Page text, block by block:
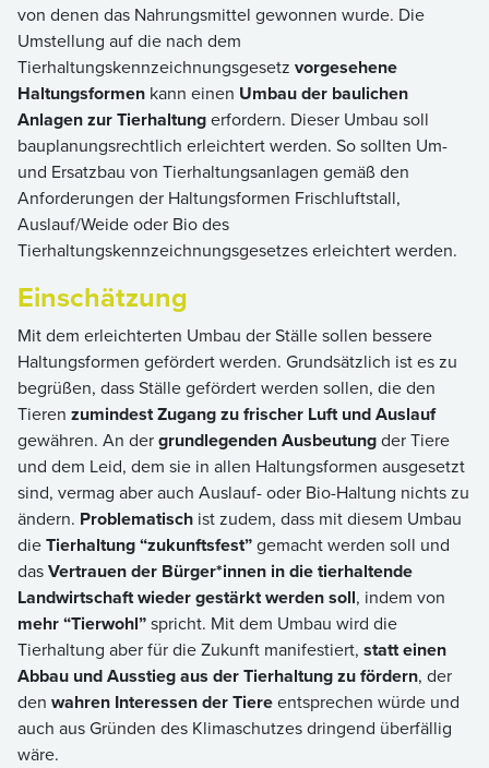
von denen das Nahrungsmittel gewonnen wurde. Die
Umstellung auf die nach dem
Tierhaltungskennzeichnungsgesetz vorgesehene
Haltungsformen kann einen Umbau der baulichen
Anlagen zur Tierhaltungerfordern. Dieser Umbau soll
bauplanungsrechtlich erleichtert werden. So sollten Um-
und Ersatzbau von Tierhaltungsanlagen gemäß den
Anforderungen der Haltungsformen Frischluftstall,
Auslauf/Weide oder Bio des
Tierhaltungskennzeichnungsgesetzes erleichtert werden.
Einschätzung
Mit dem erleichterten Umbau der Ställe sollen bessere
Haltungsformen gefördert werden. Grundsätzlich ist es zu
begrüßen, dass Ställe gefördert werden sollen, die den
Tieren zumindest Zugang zu frischer Luft und Auslauf
gewähren. An dergrundlegenden Ausbeutungder Tiere
und dem Leid, dem sie in allen Haltungsformen ausgesetzt
sind, vermag aber auch Auslauf- oder Bio-Haltung nichts zu
ändern. Problematisch ist zudem, dass mit diesem Umbau
dieTierhaltung “zukunftsfest”gemacht werden soll und
dasVertrauen der Bürger*innen in die tierhaltende
Landwirtschaft wieder gestärkt werden soll, indem von
mehr “Tierwohl”spricht. Mit dem Umbau wird die
Tierhaltung aber für die Zukunft manifestiert, statt einen
Abbau und Ausstieg aus der Tierhaltung zu fördern, der
den wahren Interessen der Tiereentsprechen würde und
auch aus Gründen des Klimaschutzes dringend überfällig
wäre.